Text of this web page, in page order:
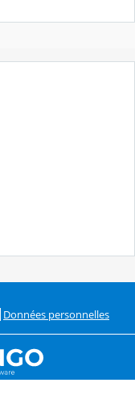
Données personnelles